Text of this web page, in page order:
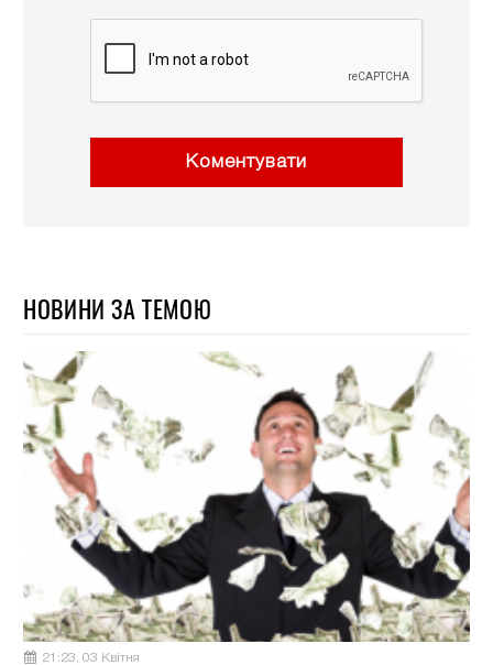
Коментувати
НОВИНИ ЗА ТЕМОЮ
21:23, 03 Квітня